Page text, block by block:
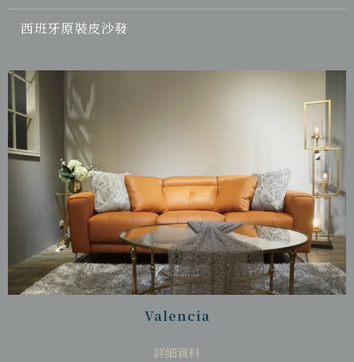
西班牙原裝皮沙發
Valencia
詳細資料